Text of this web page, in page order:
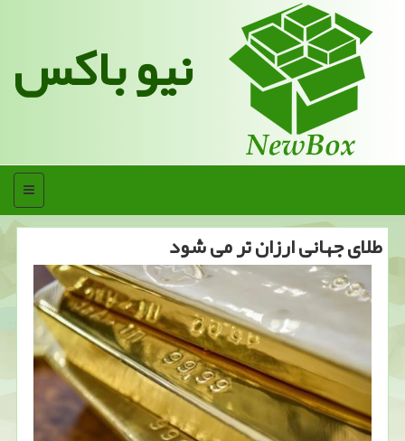
نیو باکس
منو
طلای جهانی ارزان تر می شود